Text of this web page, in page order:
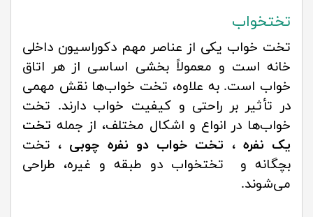
تختخواب
تخت خواب یکی از عناصر مهم دکوراسیون داخلی
خانه است و معمولاً بخشی اساسی از هر اتاق
خواب است. به علاوه، تخت خواب‌ها نقش مهمی
در تأثیر بر راحتی و کیفیت خواب دارند. تخت
خواب‌ها در انواع و اشکال مختلف، از جمله تخت‌
یک نفره ، تخت خواب دو نفره چوبی ، تخت‌
بچگانه و تختخواب دو طبقه و غیره، طراحی
می‌شوند.